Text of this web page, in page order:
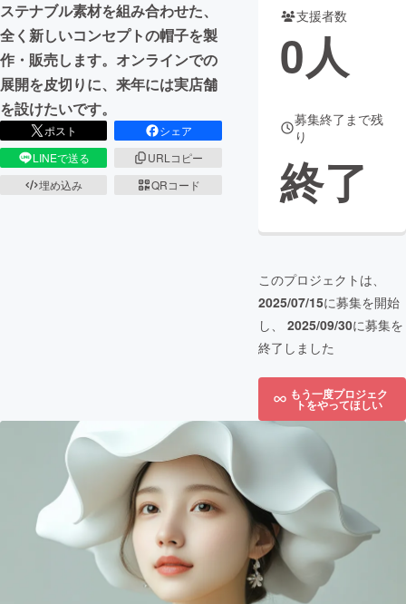
CAMPFIRE for Social Good
CAMPFIRE Creation
CAMPFIREふるさと納税machi-ya コミュニティ
ステナブル素材を組み合わせた、
全く新しいコンセプトの帽子を製
作・販売します。オンラインでの
展開を皮切りに、来年には実店舗
を設けたいです。
ポスト
シェア
LINEで送る
URLコピー
埋め込み
QRコード
支援者数
0人
募集終了まで残
り
終了
このプロジェクトは、
2025/07/15に募集を開始
し、 2025/09/30に募集を
終了しました
もう一度プロジェク
トをやってほしい